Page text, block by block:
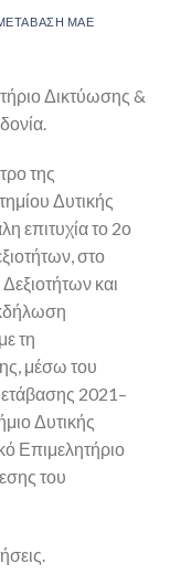
ΜΑΕ
Δικτύωσης &
της
Δυτικής
επιτυχία το 2ο
στο
και
τη
μέσω του
2021–
Δυτικής
Επιμελητήριο
του